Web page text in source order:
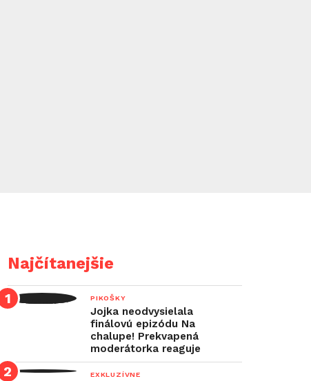
Najčítanejšie
PIKOŠKY
Jojka neodvysielala
finálovú epizódu Na
chalupe! Prekvapená
moderátorka reaguje
EXKLUZÍVNE